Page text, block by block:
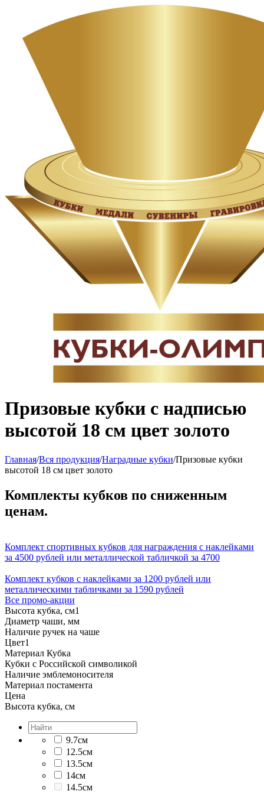
Призовые кубки с надписью
высотой 18 см цвет золото
Главная/Вся продукция/Наградные кубки/Призовые кубки
высотой 18 см цвет золото
Комплекты кубков по сниженным
ценам.
Комплект спортивных кубков для награждения с наклейками
за 4500 рублей или металлической табличкой за 4700
Комплект кубков с наклейками за 1200 рублей или
металлическими табличками за 1590 рублей
Все промо-акции
Высота кубка, см1
Диаметр чаши, мм
Наличие ручек на чаше
Цвет1
Материал Кубка
Кубки с Российской символикой
Наличие эмблемоносителя
Материал постамента
Цена
Высота кубка, см
9.7см
12.5см
13.5см
14см
14.5см